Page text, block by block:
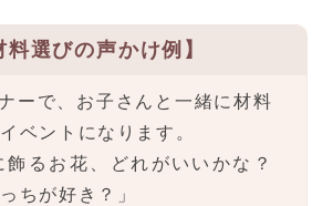
料選びの声かけ例】
ーで、お子さんと一緒に材料
ベントになります。
飾るお花、どれがいいかな？
ちが好き？」